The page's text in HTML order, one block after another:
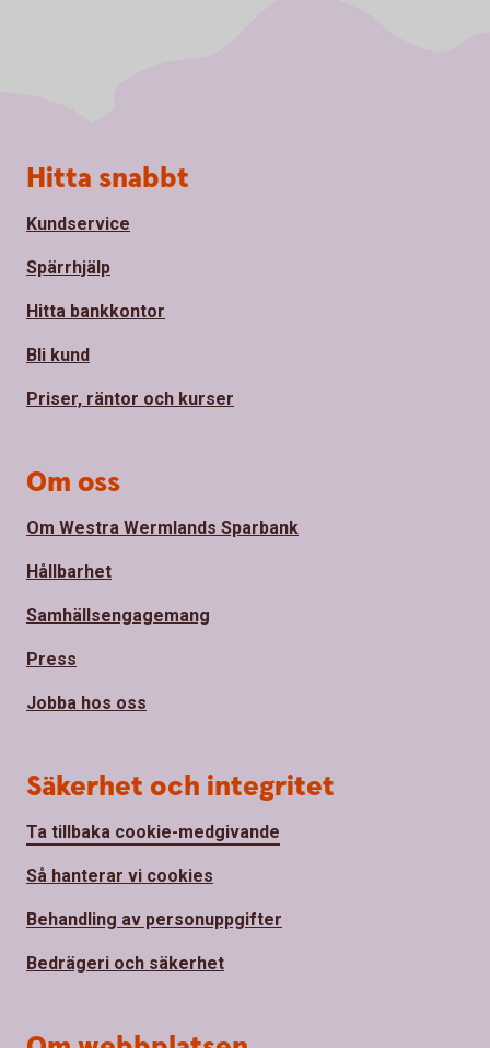
Sidfot
Hitta snabbt
Kundservice
Spärrhjälp
Hitta bankkontor
Bli kund
Priser, räntor och kurser
Om oss
Om Westra Wermlands Sparbank
Hållbarhet
Samhällsengagemang
Press
Jobba hos oss
Säkerhet och integritet
Ta tillbaka cookie-medgivande
Så hanterar vi cookies
Behandling av personuppgifter
Bedrägeri och säkerhet